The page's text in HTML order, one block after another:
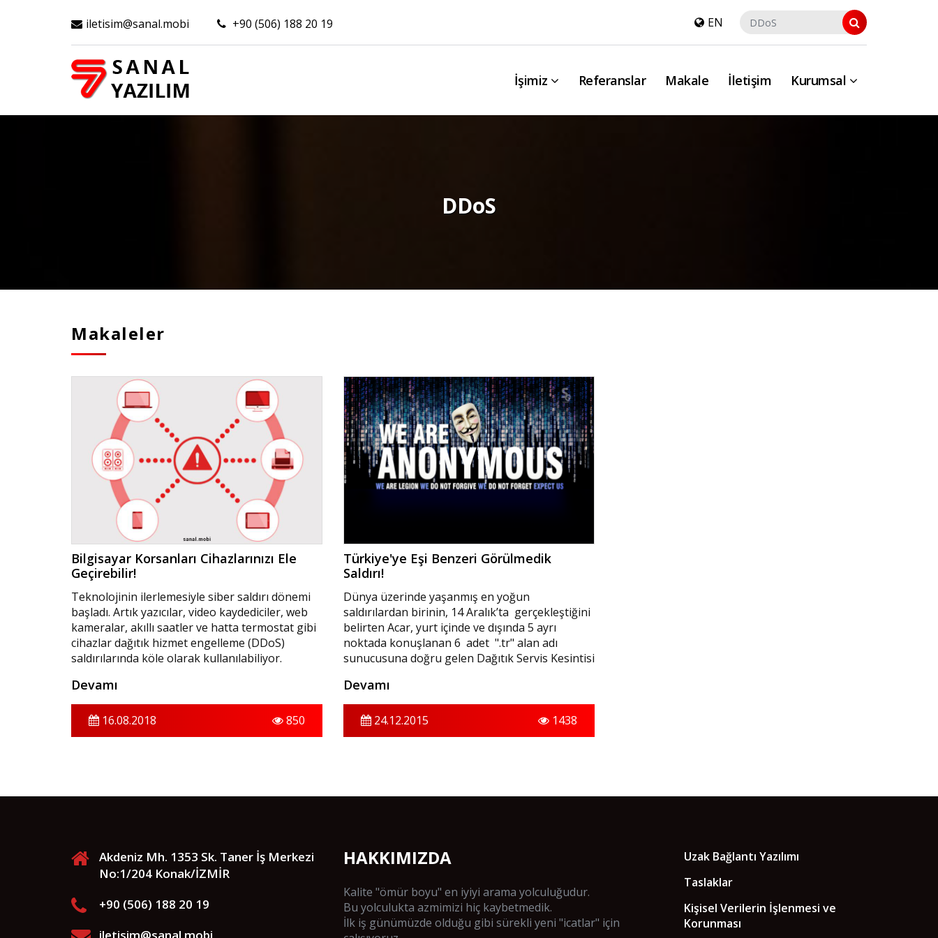
iletisim@sanal.mobi +90 (506) 188 20 19 EN
İşimiz Referanslar Makale İletişim Kurumsal
DDoS
Makaleler
Bilgisayar Korsanları Cihazlarınızı Ele
Geçirebilir!
Teknolojinin ilerlemesiyle siber saldırı dönemi
başladı. Artık yazıcılar, video kaydediciler, web
kameralar, akıllı saatler ve hatta termostat gibi
cihazlar dağıtık hizmet engelleme (DDoS)
saldırılarında köle olarak kullanılabiliyor.
Devamı
16.08.2018 850
Türkiye'ye Eşi Benzeri Görülmedik
Saldırı!
Dünya üzerinde yaşanmış en yoğun
saldırılardan birinin, 14 Aralık’ta gerçekleştiğini
belirten Acar, yurt içinde ve dışında 5 ayrı
noktada konuşlanan 6 adet ".tr" alan adı
sunucusuna doğru gelen Dağıtık Servis Kesintisi
Devamı
24.12.2015 1438
Akdeniz Mh. 1353 Sk. Taner İş Merkezi
No:1/204 Konak/İZMİR
+90 (506) 188 20 19
iletisim@sanal.mobi
HAKKIMIZDA
Kalite "ömür boyu" en iyiyi arama yolculuğudur.
Bu yolculukta azmimizi hiç kaybetmedik.
İlk iş günümüzde olduğu gibi sürekli yeni "icatlar" için
Uzak Bağlantı Yazılımı
Taslaklar
Kişisel Verilerin İşlenmesi ve
Korunması